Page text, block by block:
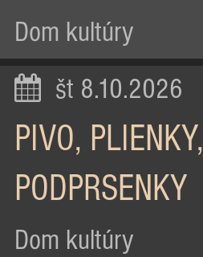
Dom kultúry
št 8.10.2026
PIVO, PLIENKY,
PODPRSENKY
Dom kultúry